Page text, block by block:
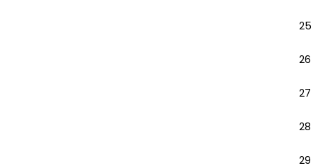
25
26
27
28
29